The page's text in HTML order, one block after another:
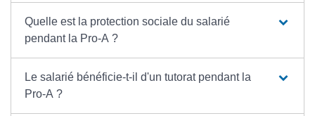
Quelle est la protection sociale du salarié
pendant la Pro-A ?
Le salarié bénéficie-t-il d'un tutorat pendant la
Pro-A ?